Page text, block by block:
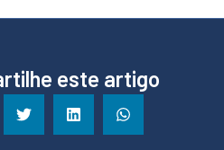
este artigo